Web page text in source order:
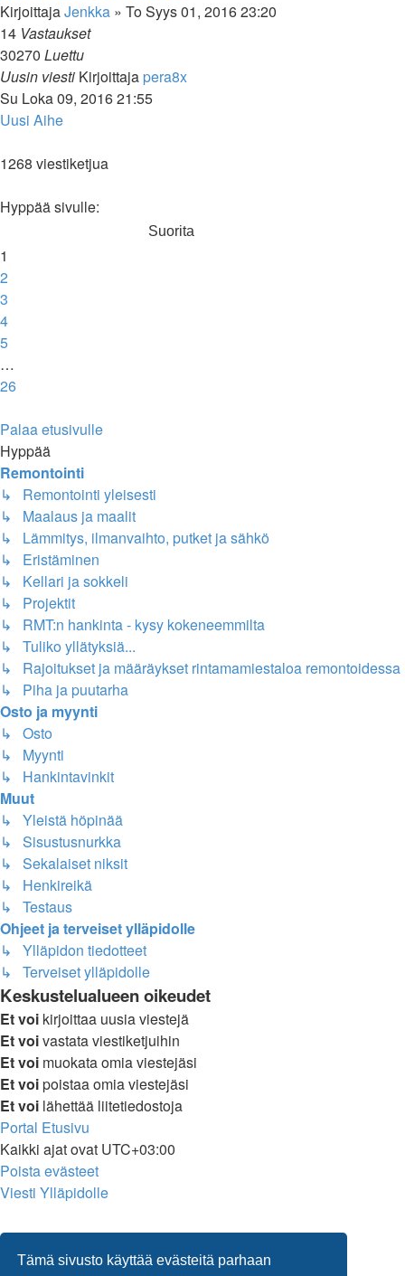
Tämä sivusto käyttää evästeitä parhaan
KirjoittajaJenkka » To Syys 01, 2016 23:20
14 Vastaukset
30270 Luettu
Uusin viesti Kirjoittaja pera8x
Su Loka 09, 2016 21:55
Uusi Aihe
1268 viestiketjua
1/26
Hyppää sivulle:
1
2
3
4
5
…
26
Palaa etusivulle
Hyppää
Remontointi
↳ Remontointi yleisesti
↳ Maalaus ja maalit
↳ Lämmitys, ilmanvaihto, putket ja sähkö
↳ Eristäminen
↳ Kellari ja sokkeli
↳ Projektit
↳ RMT:n hankinta - kysy kokeneemmilta
↳ Tuliko yllätyksiä...
↳ Rajoitukset ja määräykset rintamamiestaloa remontoidessa
↳ Piha ja puutarha
Osto ja myynti
↳ Osto
↳ Myynti
↳ Hankintavinkit
Muut
↳ Yleistä höpinää
↳ Sisustusnurkka
↳ Sekalaiset niksit
↳ Henkireikä
↳ Testaus
Ohjeet ja terveiset ylläpidolle
↳ Ylläpidon tiedotteet
↳ Terveiset ylläpidolle
Keskustelualueen oikeudet
Et voi kirjoittaa uusia viestejä
Et voivastata viestiketjuihin
Et voi muokata omia viestejäsi
Et voipoistaa omia viestejäsi
Et voi lähettää liitetiedostoja
Portal Etusivu
Kaikki ajat ovat UTC+03:00
Poista evästeet
Viesti Ylläpidolle